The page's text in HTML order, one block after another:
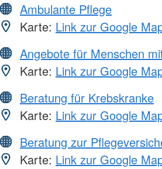
Ambulante Pflege
Karte: Link zur Google
Angebote für Menschen
Karte: Link zur Google
Beratung für Krebskranke
Karte: Link zur Google
Beratung zur
Karte: Link zur Google